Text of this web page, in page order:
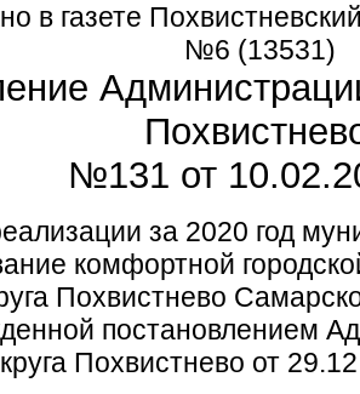
в газете
№6 (13531)
№131 от
за 2020 год
комфортной
Похвистнево
постановлением
Похвистнево от